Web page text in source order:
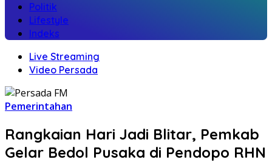
Politik
Lifestyle
Indeks
Live Streaming
Video Persada
Pemerintahan
Rangkaian Hari Jadi Blitar, Pemkab
Gelar Bedol Pusaka di Pendopo RHN